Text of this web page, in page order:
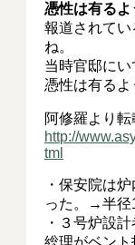
憑性は有るよ
報道されて
ね。
当時官邸に
憑性は有るよ
阿修羅より転
http://
tml
・保安院は
った。→半径
・３号炉設
総理がベン